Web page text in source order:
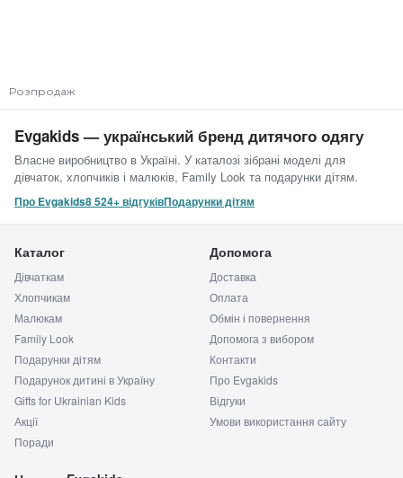
Розпродаж
Evgakids — український бренд дитячого одягу
Власне виробництво в Україні. У каталозі зібрані моделі для
дівчаток, хлопчиків і малюків, Family Look та подарунки дітям.
Про Evgakids8 524+ відгуківПодарунки дітям
Каталог
Дівчаткам
Хлопчикам
Малюкам
Family Look
Подарунки дітям
Подарунок дитині в Україну
Gifts for Ukrainian Kids
Акції
Поради
Допомога
Доставка
Оплата
Обмін і повернення
Допомога з вибором
Контакти
Про Evgakids
Відгуки
Умови використання сайту